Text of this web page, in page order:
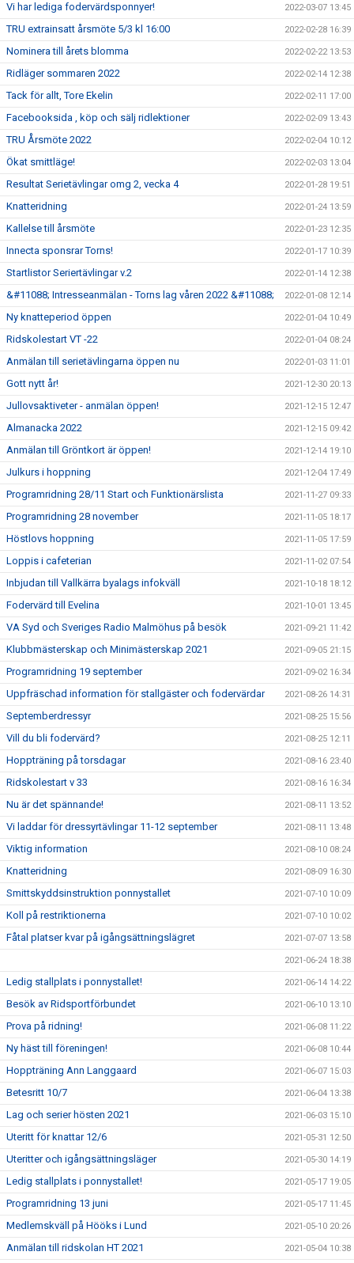
Vi har lediga fodervärdsponnyer! 2022-03-07 13:45
TRU extrainsatt årsmöte 5/3 kl 16:00 2022-02-28 16:39
Nominera till årets blomma 2022-02-22 13:53
Ridläger sommaren 2022 2022-02-14 12:38
Tack för allt, Tore Ekelin 2022-02-11 17:00
Facebooksida , köp och sälj ridlektioner 2022-02-09 13:43
TRU Årsmöte 2022 2022-02-04 10:12
Ökat smittläge! 2022-02-03 13:04
Resultat Serietävlingar omg 2, vecka 4 2022-01-28 19:51
Knatteridning 2022-01-24 13:59
Kallelse till årsmöte 2022-01-23 12:35
Innecta sponsrar Torns! 2022-01-17 10:39
Startlistor Seriertävlingar v.2 2022-01-14 12:38
&#11088; Intresseanmälan - Torns lag våren 2022 &#11088; 2022-01-08 12:14
Ny knatteperiod öppen 2022-01-04 10:49
Ridskolestart VT -22 2022-01-04 08:24
Anmälan till serietävlingarna öppen nu 2022-01-03 11:01
Gott nytt år! 2021-12-30 20:13
Jullovsaktiveter - anmälan öppen! 2021-12-15 12:47
Almanacka 2022 2021-12-15 09:42
Anmälan till Gröntkort är öppen! 2021-12-14 19:10
Julkurs i hoppning 2021-12-04 17:49
Programridning 28/11 Start och Funktionärslista 2021-11-27 09:33
Programridning 28 november 2021-11-05 18:17
Höstlovs hoppning 2021-11-05 17:59
Loppis i cafeterian 2021-11-02 07:54
Inbjudan till Vallkärra byalags infokväll 2021-10-18 18:12
Fodervärd till Evelina 2021-10-01 13:45
VA Syd och Sveriges Radio Malmöhus på besök 2021-09-21 11:42
Klubbmästerskap och Minimästerskap 2021 2021-09-05 21:15
Programridning 19 september 2021-09-02 16:34
Uppfräschad information för stallgäster och fodervärdar 2021-08-26 14:31
Septemberdressyr 2021-08-25 15:56
Vill du bli fodervärd? 2021-08-25 12:11
Hoppträning på torsdagar 2021-08-16 23:40
Ridskolestart v 33 2021-08-16 16:34
Nu är det spännande! 2021-08-11 13:52
Vi laddar för dressyrtävlingar 11-12 september 2021-08-11 13:48
Viktig information 2021-08-10 08:24
Knatteridning 2021-08-09 16:30
Smittskyddsinstruktion ponnystallet 2021-07-10 10:09
Koll på restriktionerna 2021-07-10 10:02
Fåtal platser kvar på igångsättningslägret 2021-07-07 13:58
2021-06-24 18:38
Ledig stallplats i ponnystallet! 2021-06-14 14:22
Besök av Ridsportförbundet 2021-06-10 13:10
Prova på ridning! 2021-06-08 11:22
Ny häst till föreningen! 2021-06-08 10:44
Hoppträning Ann Langgaard 2021-06-07 15:03
Betesritt 10/7 2021-06-04 13:38
Lag och serier hösten 2021 2021-06-03 15:10
Uteritt för knattar 12/6 2021-05-31 12:50
Uteritter och igångsättningsläger 2021-05-30 14:19
Ledig stallplats i ponnystallet! 2021-05-17 19:05
Programridning 13 juni 2021-05-17 11:45
Medlemskväll på Hööks i Lund 2021-05-10 20:26
Anmälan till ridskolan HT 2021 2021-05-04 10:38